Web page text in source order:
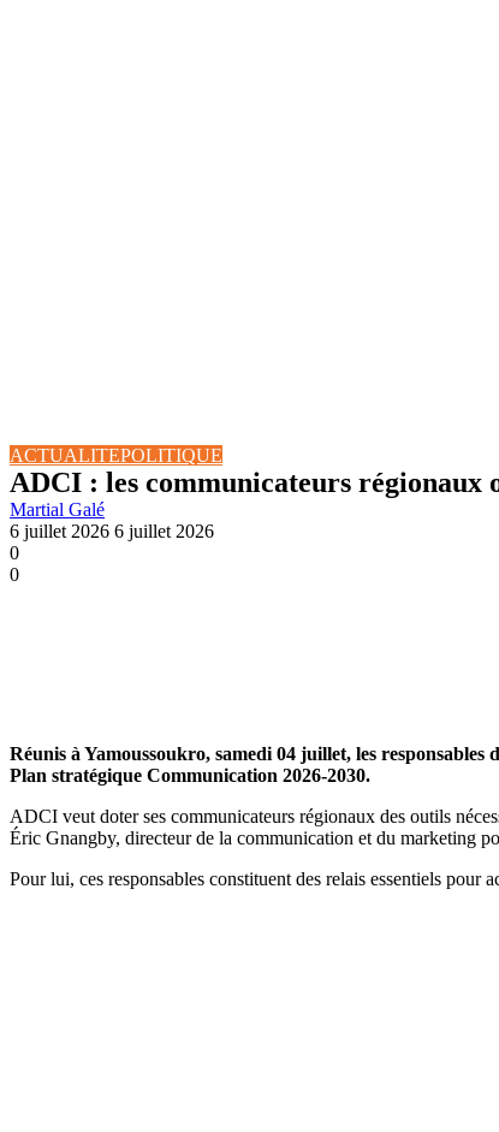
ACTUALITEPOLITIQUE
ADCI : les communicateurs régionaux
Martial Galé
6 juillet 2026 6 juillet 2026
0
0
Réunis à Yamoussoukro, samedi 04 juillet, les
Plan stratégique Communication 2026-2030.
ADCI veut doter ses communicateurs régionaux des outils
Éric Gnangby, directeur de la communication et du marketing
Pour lui, ces responsables constituent des relais essentiels